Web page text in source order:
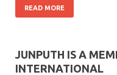
READ MORE
JUNPUTH IS A
INTERNATIONAL